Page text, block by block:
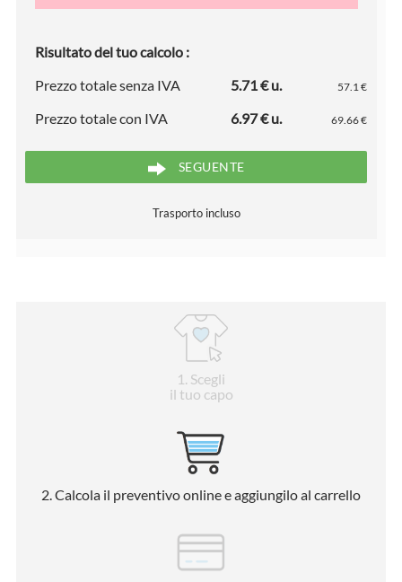
Risultato del tuo calcolo :
Prezzo totale senza IVA
5.71 € u. 57.1 €
Prezzo totale con IVA 6.97 € u. 69.66 €
SEGUENTE
Trasporto incluso
1 . Scegli
il tuo capo
2 . Calcola il preventivo online e aggiungilo al carrello